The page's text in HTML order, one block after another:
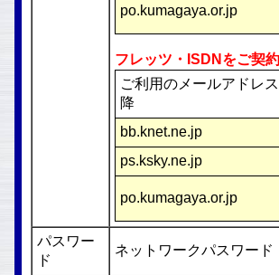
po.kumagaya.or.jp
フレッツ・ISDNをご契
ご利用のメールアドレ
降
bb.knet.ne.jp
ps.ksky.ne.jp
po.kumagaya.or.jp
パスワー
ド
ネットワークパスワード